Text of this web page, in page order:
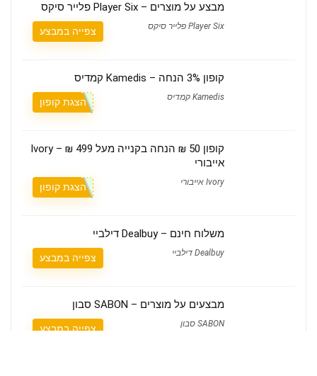
מבצע על מוצרים – Player Six פלייר סיקס
Player Six פלייר סיקס צפייה במבצע
קופון 3% הנחה – Kamedis קמדיס
Kamedis קמדיס הצגת קופון
קופון 50 ₪ הנחה בקנייה מעל 499 ₪ – Ivory
אייבורי
Ivory אייבורי הצגת קופון
משלוח חינם – Dealbuy דילביי
Dealbuy דילביי צפייה במבצע
מבצעים על מוצרים – SABON סבון
SABON סבון צפייה במבצע